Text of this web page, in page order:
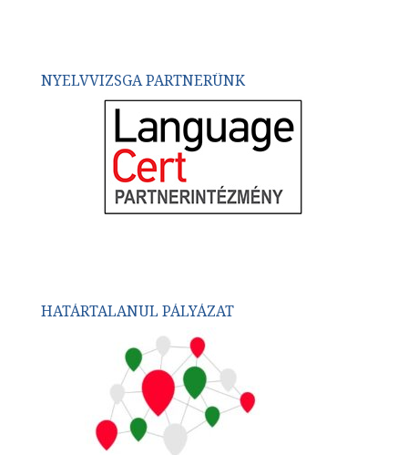
NYELVVIZSGA PARTNERÜNK
HATÁRTALANUL PÁLYÁZAT